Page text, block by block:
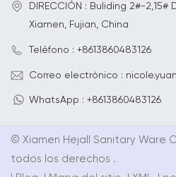
DIRECCIÓN : Buliding 2#-2,15#
Xiamen, Fujian, China
Teléfono : +8613860483126
Correo electrónico :
WhatsApp : +8613860483126
© Xiamen Hejall Sanitary Ware
todos los derechos .